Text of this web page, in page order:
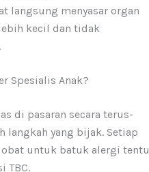
langsung menyasar organ
kecil dan tidak
Spesialis Anak?
di pasaran secara terus-
langkah yang bijak. Setiap
untuk batuk alergi tentu
TBC.